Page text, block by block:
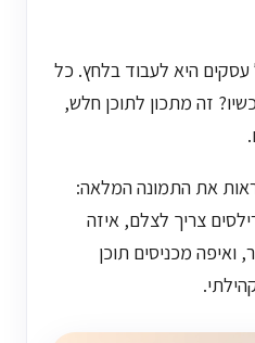
עסקים היא לעבוד בלחץ. כל
זה מתכון לתוכן חלש,
את התמונה המלאה:
צריך לצלם, איזה
ואיפה מכניסים תוכן